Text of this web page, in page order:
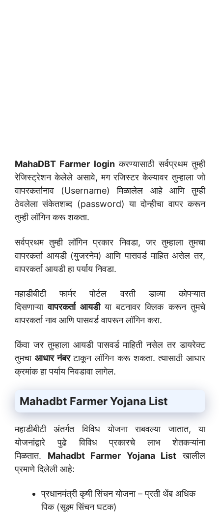
MahaDBT Farmer loginकरण्यासाठी सर्वप्रथम तुम्ही
रेजिस्ट्रेशन केलेले असावे, मग रजिस्टर केल्यावर तुम्हाला जो
वापरकर्तानाव (Username) मिळालेल आहे आणि तुम्ही
ठेवलेला संकेतशब्द (password) या दोन्हीचा वापर करून
तुम्ही लॉगिन करू शकता.
सर्वप्रथम तुम्ही लॉगिन प्रकार निवडा, जर तुम्हाला तुमचा
वापरकर्ता आयडी (युजरनेम) आणि पासवर्ड माहित असेल तर,
वापरकर्ता आयडी हा पर्याय निवडा.
महाडीबीटी फार्मर पोर्टल वरती डाव्या कोपऱ्यात
दिसणाऱ्यावापरकर्ता आयडीया बटनावर क्लिक करून तुमचे
वापरकर्ता नाव आणि पासवर्ड वापरून लॉगिन करा.
किंवा जर तुम्हाला आयडी पासवर्ड माहिती नसेल तर डायरेक्ट
तुमचा आधार नंबरटाकून लॉगिन करू शकता. त्यासाठी आधार
क्रमांक हा पर्याय निवडावा लागेल.
Mahadbt Farmer Yojana List
महाडीबीटी अंतर्गत विविध योजना राबवल्या जातात, या
योजनांद्वारे पुढे विविध प्रकारचे लाभ शेतकऱ्यांना
मिळतात. Mahadbt Farmer Yojana List खालील
प्रमाणे दिलेली आहे:
प्रधानमंत्री कृषी सिंचन योजना – प्रती थेंब अधिक
पिक (सूक्ष्म सिंचन घटक)